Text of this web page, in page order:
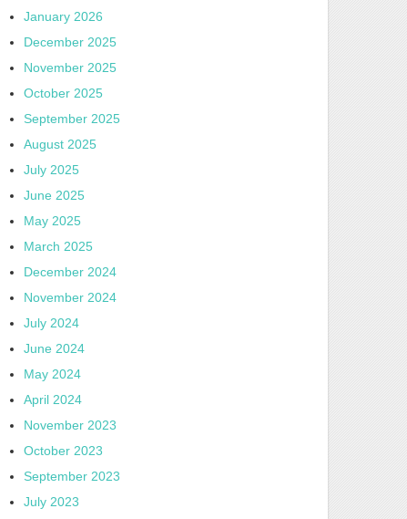
January 2026
December 2025
November 2025
October 2025
September 2025
August 2025
July 2025
June 2025
May 2025
March 2025
December 2024
November 2024
July 2024
June 2024
May 2024
April 2024
November 2023
October 2023
September 2023
July 2023